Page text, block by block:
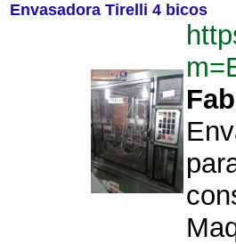
Envasadora Tirelli 4 bicos